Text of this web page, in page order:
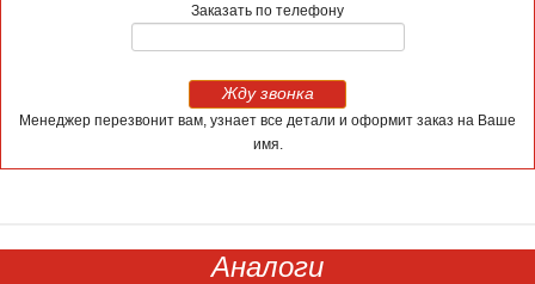
Заказать по телефону
Жду звонка
Менеджер перезвонит вам, узнает все детали и оформит заказ на Ваше
имя.
Аналоги